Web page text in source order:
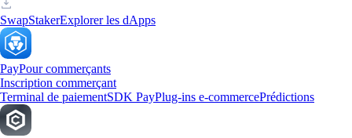
SwapStakerExplorer les dApps
PayPour commerçants
Inscription commerçant
Terminal de paiementSDK PayPlug-ins e-commercePrédictions